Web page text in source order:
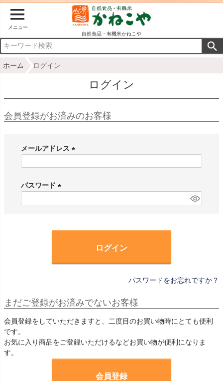
メニュー
自然食品・有機米かねこや
ホーム ログイン
ログイン
会員登録がお済みのお客様
メールアドレス
パスワード
ログイン
パスワードをお忘れですか？
まだご登録がお済みでないお客様
会員登録をしていただきますと、二度目のお買い物時にとても便利
です。
お気に入り商品をご登録いただけるなどお買い物が便利になりま
す。
会員登録